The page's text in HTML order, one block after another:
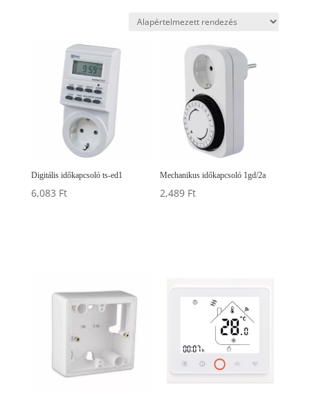
Digitális időkapcsoló ts-ed1
6,083 Ft
Mechanikus időkapcsoló 1gd/2a
2,489 Ft